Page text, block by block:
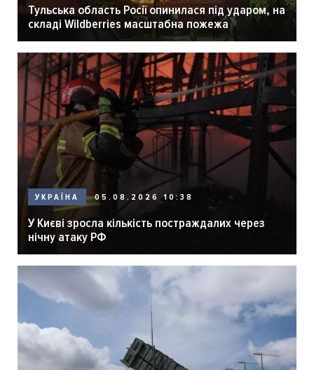
Тульська область Росії опинилася під ударом, на
складі Wildberries масштабна пожежа
УКРАЇНА 05.08.2026 10:38
У Києві зросла кількість постраждалих через
нічну атаку РФ